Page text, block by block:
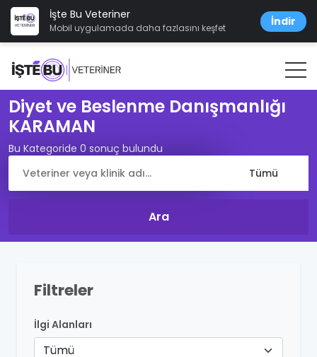
İşte Bu Veteriner
Mobil uygulamada daha fazlasını keşfet İndir
Diyet ve Beslenme Danışmanlığı
KARAMAN
Bu Kategoride 0 sonuç bulundu
Filtreler
İlgi Alanları
Tümü